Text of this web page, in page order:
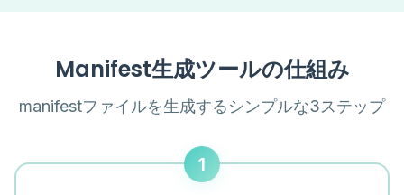
Manifest生成ツールの仕組み
manifestファイルを生成するシンプルな3ステップ
1